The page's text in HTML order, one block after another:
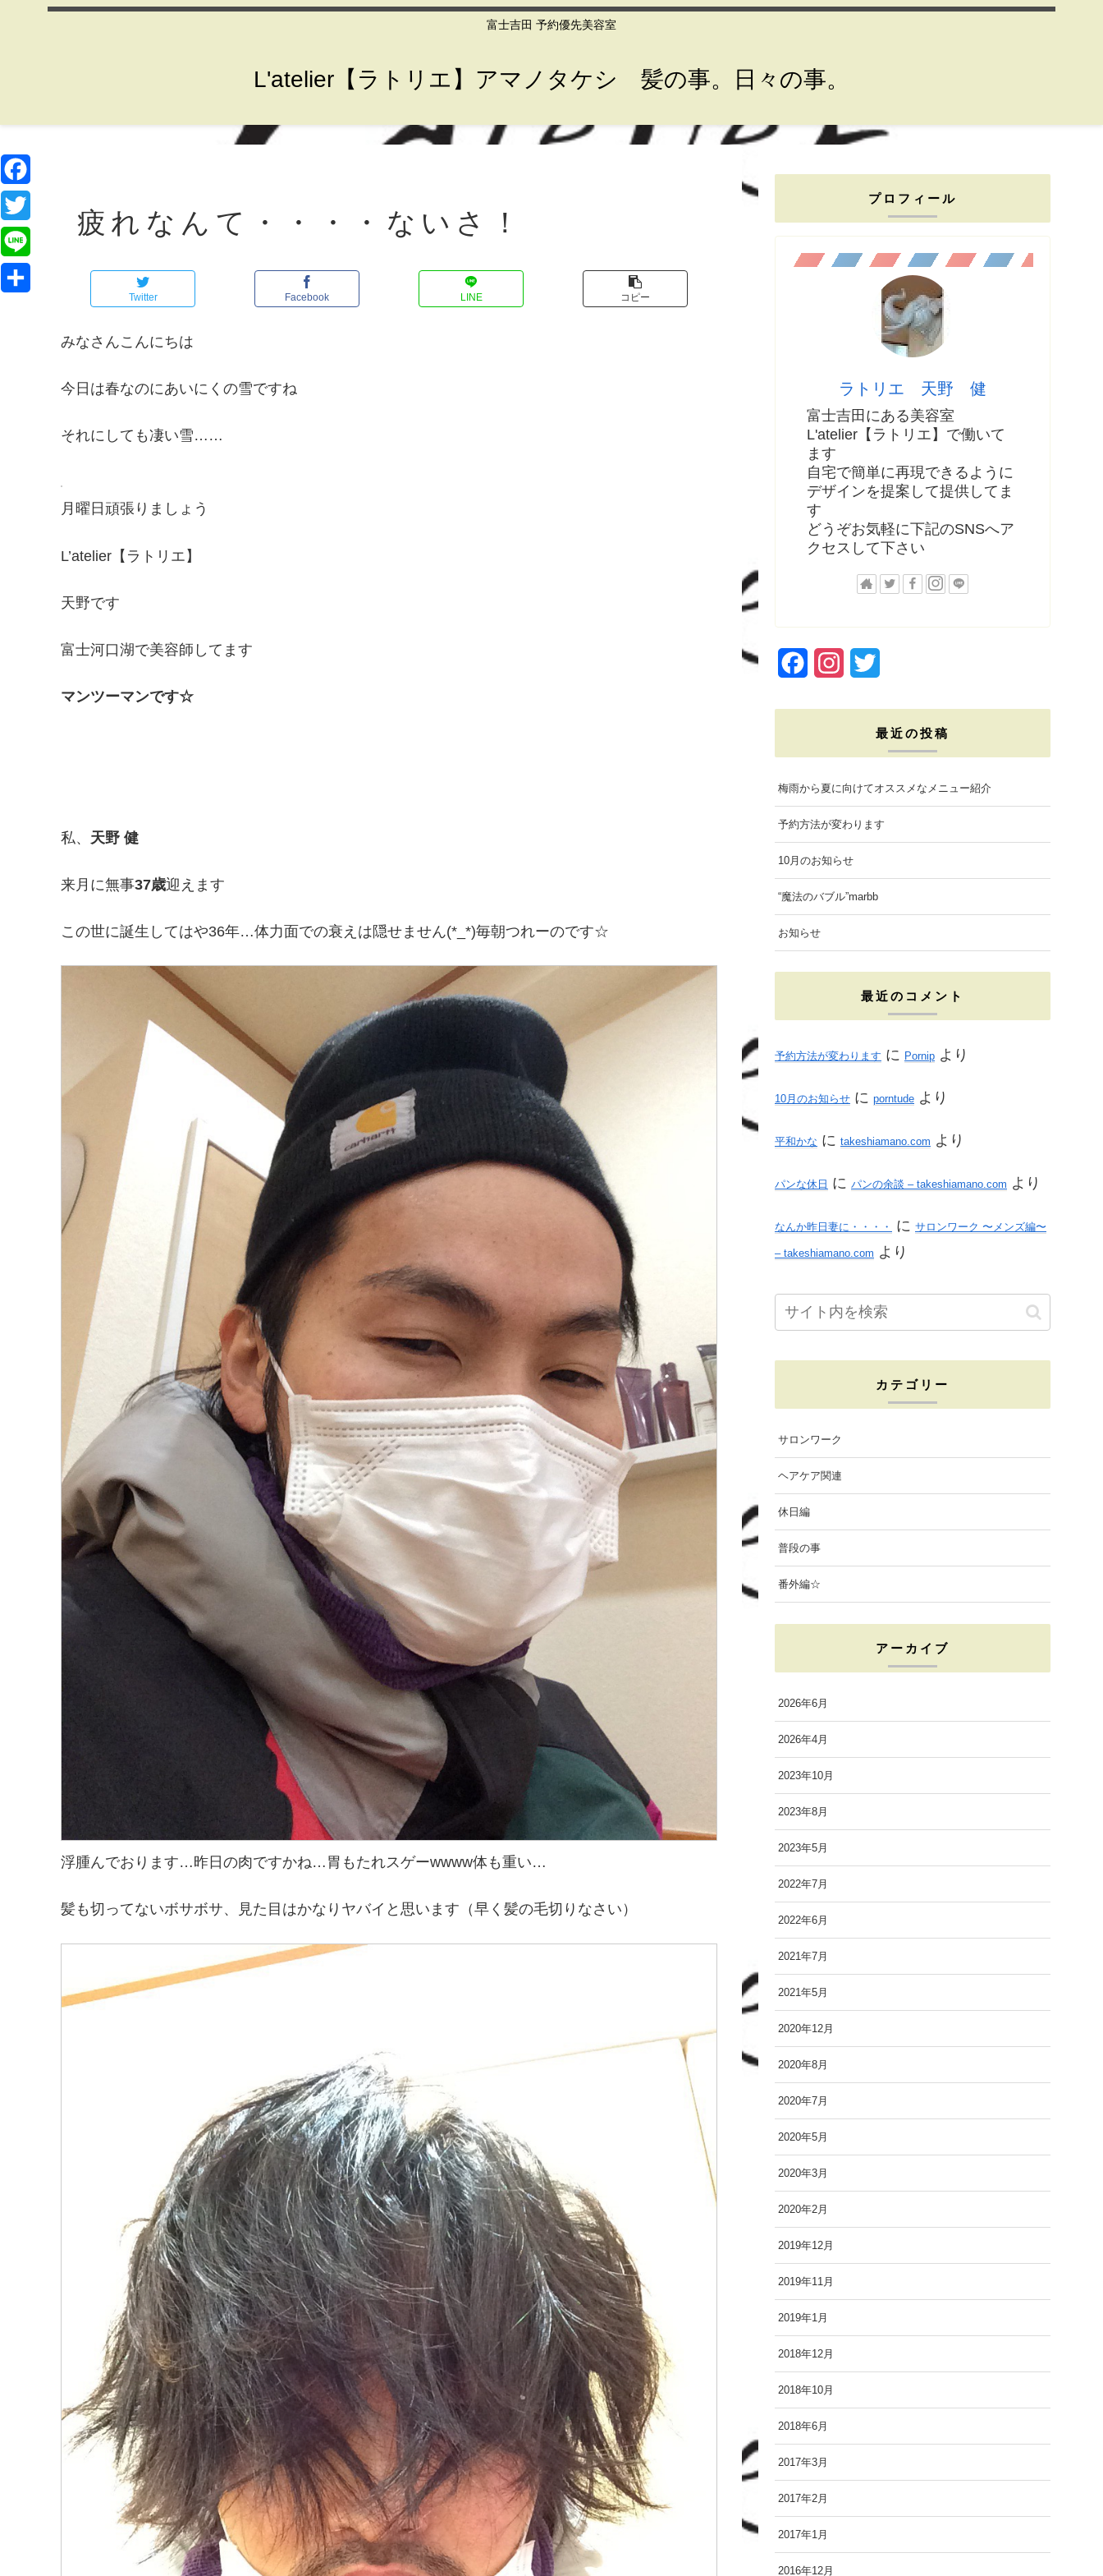
富士吉田 予約優先美容室
L'atelier【ラトリエ】アマノタケシ 髪の事。日々の事。
疲れなんて・・・・ないさ！
Twitter Facebook LINE コピー
みなさんこんにちは
今日は春なのにあいにくの雪ですね
それにしても凄い雪……
月曜日頑張りましょう
L’atelier【ラトリエ】
天野です
富士河口湖で美容師してます
マンツーマンです☆
私、 天野 健
来月に無事37歳迎えます
この世に誕生してはや36年…体力面での衰えは隠せません(*_*)毎朝つれーのです☆
浮腫んでおります…昨日の肉ですかね…胃もたれスゲーwwww体も重い…
髪も切ってないボサボサ、見た目はかなりヤバイと思います（早く髪の毛切りなさい）
F
a
c
e
T
w
i
L
プロフィール
ラトリエ 天野 健
富士吉田にある美容室
L'atelier【ラトリエ】で働いて
ます
自宅で簡単に再現できるように
デザインを提案して提供してま
す
どうぞお気軽に下記のSNSへア
クセスして下さい
b
o
o
k
a
g
r
a
m
t
e
r
最近の投稿
梅雨から夏に向けてオススメなメニュー紹介
予約方法が変わります
10月のお知らせ
“魔法のバブル”marbb
お知らせ
最近のコメント
予約方法が変わります に Pornip より
10月のお知らせ に porntude より
平和かな に takeshiamano.com より
パンな休日 に パンの余談 – takeshiamano.com より
なんか昨日妻に・・・・ に サロンワーク 〜メンズ編〜
– takeshiamano.com より
カテゴリー
サロンワーク
ヘアケア関連
休日編
普段の事
番外編☆
アーカイブ
2026年6月
2026年4月
2023年10月
2023年8月
2023年5月
2022年7月
2022年6月
2021年7月
2021年5月
2020年12月
2020年8月
2020年7月
2020年5月
2020年3月
2020年2月
2019年12月
2019年11月
2019年1月
2018年12月
2018年10月
2018年6月
2017年3月
2017年2月
2017年1月
2016年12月